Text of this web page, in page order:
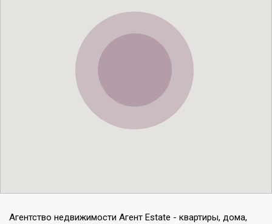
Агентство недвижимости Агент Estate - квартиры, дома,